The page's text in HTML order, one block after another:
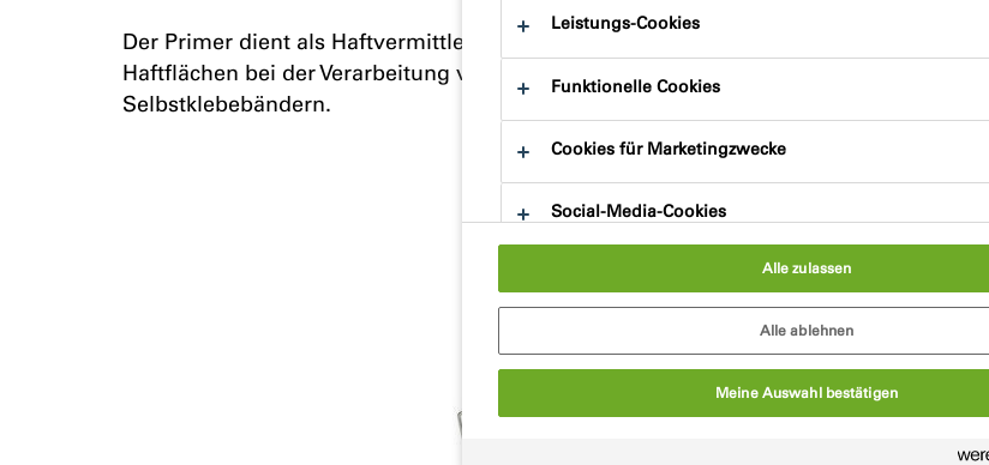
Der Primer dient als Haftvermittler und Grundierung zur optimalen Vorbehandlung der
Haftflächen bei der Verarbeitung von illbruck Butyl- und Bitumenbändern und
Selbstklebebändern.
Leistungs-Cookies
Funktionelle Cookies
Cookies für Marketingzwecke
Social-Media-Cookies
Alle zulassen
Alle ablehnen
Meine Auswahl bestätigen